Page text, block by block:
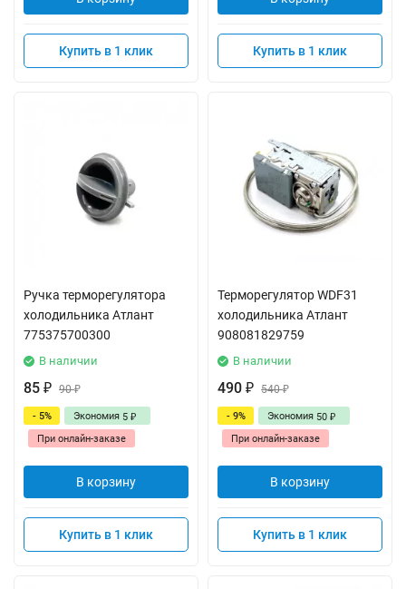
Купить в 1 клик Купить в 1 клик
Ручка терморегулятора
холодильника Атлант
775375700300
В наличии
85 ₽ 90₽
- 5% Экономия 5 ₽
При онлайн-заказе
В корзину
Купить в 1 клик
Терморегулятор WDF31
холодильника Атлант
908081829759
В наличии
490 ₽ 540₽
- 9% Экономия 50 ₽
При онлайн-заказе
В корзину
Купить в 1 клик